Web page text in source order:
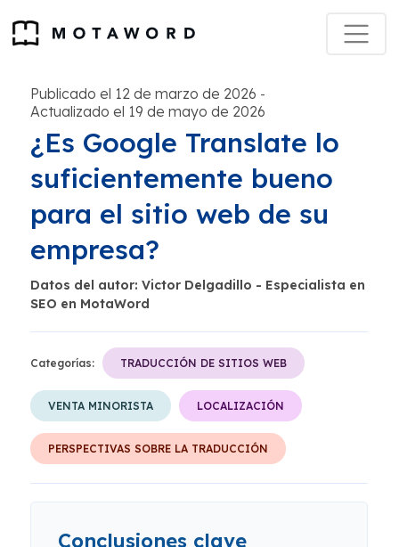
Publicado el 12 de marzo de 2026 -
Actualizado el 19 de mayo de 2026
¿Es Google Translate lo
suficientemente bueno
para el sitio web de su
empresa?
Datos del autor: Victor Delgadillo - Especialista en
SEO en MotaWord
Categorías: TRADUCCIÓN DE SITIOS WEB
VENTA MINORISTA LOCALIZACIÓN
PERSPECTIVAS SOBRE LA TRADUCCIÓN
Conclusiones clave